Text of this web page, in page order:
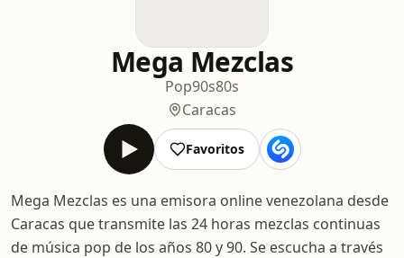
Mega Mezclas
Pop90s80s
Caracas
Favoritos
Mega Mezclas es una emisora online venezolana desde
Caracas que transmite las 24 horas mezclas continuas
de música pop de los años 80 y 90. Se escucha a través